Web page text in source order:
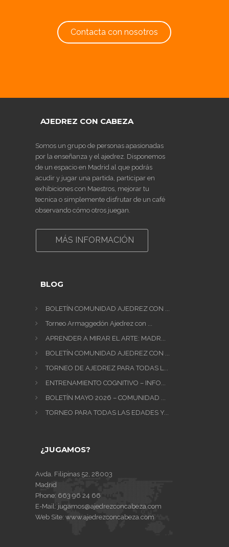
Contacta con nosotros
AJEDREZ CON CABEZA
Somos un grupo de personas apasionadas
por la enseñanza y el ajedrez. Disponemos
de un espacio en Madrid al que podrás
acudir y jugar una partida, participar en
exhibiciones con Maestros, mejorar tu
tecnica o simplemente disfrutar de un café
observando cómo otros juegan.
MÁS INFORMACIÓN
BLOG
BOLETÍN COMUNIDAD AJEDREZ CON ...
Torneo Armaggedón Ajedrez con ...
APRENDER A MIRAR EL ARTE: MADR...
BOLETÍN COMUNIDAD AJEDREZ CON ...
TORNEO DE AJEDREZ PARA TODAS L...
ENTRENAMIENTO COGNITIVO – INFO...
BOLETÍN MAYO 2026 – COMUNIDAD ...
TORNEO PARA TODAS LAS EDADES Y...
¿JUGAMOS?
Avda. Filipinas 52, 28003
Madrid
Phone: 663 96 24 66
E-Mail: jugamos@ajedrezconcabeza.com
Web Site: www.ajedrezconcabeza.com